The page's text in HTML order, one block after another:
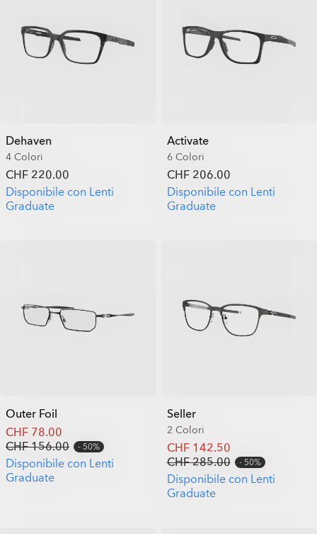
Dehaven
4 Colori
CHF 220.00
Disponibile con Lenti
Graduate
Activate
6 Colori
CHF 206.00
Disponibile con Lenti
Graduate
Outer Foil
CHF 78.00
CHF 156.00
50%
Disponibile con Lenti
Graduate
Seller
2 Colori
CHF 142.50
CHF 285.00
50%
Disponibile con Lenti
Graduate